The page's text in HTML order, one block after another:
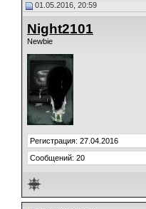
01.05.2016, 20:59
Night2101
Newbie
Регистрация: 27.04.2016
Сообщений: 20